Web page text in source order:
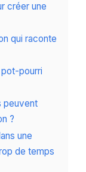
créer une
qui raconte
pourri
peuvent
?
une
de temps